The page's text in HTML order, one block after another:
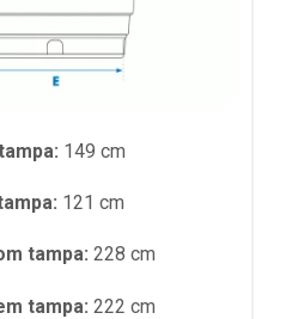
149 cm
121 cm
tampa: 228 cm
tampa: 222 cm